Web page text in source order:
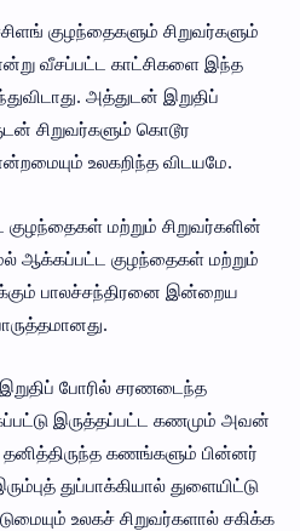
குழந்தைகளும் சிறுவர்களும்
வீசப்பட்ட காட்சிகளை இந்த
அத்துடன் இறுதிப்
சிறுவர்களும் கொடூர
உலகறிந்த விடயமே.
மற்றும் சிறுவர்களின்
ஆக்கப்பட்ட குழந்தைகள் மற்றும்
பாலச்சந்திரனை இன்றைய
போரில் சரணடைந்த
இருத்தப்பட்ட கணமும் அவன்
கணங்களும் பின்னர்
துப்பாக்கியால் துளையிட்டு
உலகச் சிறுவர்களால் சகிக்க